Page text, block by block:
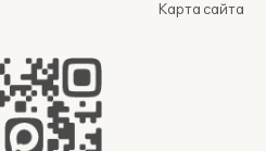
Карта сайта